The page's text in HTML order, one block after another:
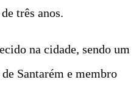
três anos.
na cidade, sendo um
Santarém e membro